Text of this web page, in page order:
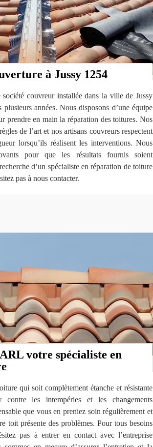
à Jussy 1254
couvreur installée dans la ville de Jussy
années. Nous disposons d’une équipe
prendre en main la réparation des toitures. Nos
de l’art et nos artisans couvreurs respectent
lorsqu’ils réalisent les interventions. Nous
pour que les résultats fournis soient
d’un spécialiste en réparation de toiture
pas à nous contacter.
votre spécialiste en
qui soit complètement étanche et résistante
les intempéries et les changements
que vous en preniez soin régulièrement et
toit présente des problèmes. Pour tous besoins
pas à entrer en contact avec l’entreprise